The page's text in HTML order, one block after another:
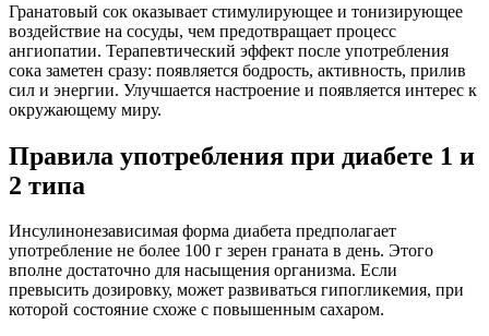
Гранатовый сок оказывает стимулирующее и тонизирующее
воздействие на сосуды, чем предотвращает процесс
ангиопатии. Терапевтический эффект после употребления
сока заметен сразу: появляется бодрость, активность, прилив
сил и энергии. Улучшается настроение и появляется интерес к
окружающему миру.
Правила употребления при диабете 1 и
2 типа
Инсулинонезависимая форма диабета предполагает
употребление не более 100 г зерен граната в день. Этого
вполне достаточно для насыщения организма. Если
превысить дозировку, может развиваться гипогликемия, при
которой состояние схоже с повышенным сахаром.